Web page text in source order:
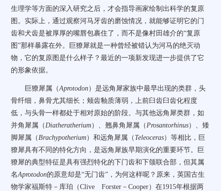
生理学等方面的深入研究之后，才会指导画家绘制出科学的复原
图。实际上，通过观察河马牙齿的磨蚀情况，就能够证明它的门
齿和犬齿是被厚厚的嘴唇包裹住了，而不是像村田雄介的“复原
图”那样暴露在外。巨獠犀就是一种曾经被错认为河马的绝灭动
物，它的复原图是什么样子？最近的一项新发现进一步提供了它
的形象依据。
巨獠犀属（Aprotodon）是远角犀家族中最早出现的类群，头
骨纤细，鼻骨尤其细长；颊齿釉质薄弱，上前臼齿臼齿化程度
低，与头骨一样都处于相对原始的阶段。与其他远角犀类群，如
并角犀属（Diatheratherium）、翘鼻角犀属（Prosantorhinus）、矮
脚犀属（Brachypotherium）和远角犀属（ Teleoceras）等相比，巨
獠犀具有不同的特化方向，是远角犀族早期演化的重要环节。巨
獠犀的典型特征是具有强烈特化的下门齿和下颌联合部，但其属
名Aprotodon的原意却是“无门齿”，为何这样呢？原来，英国古生
物学家福斯特－库珀（Clive Forster－Cooper）在1915年根据两